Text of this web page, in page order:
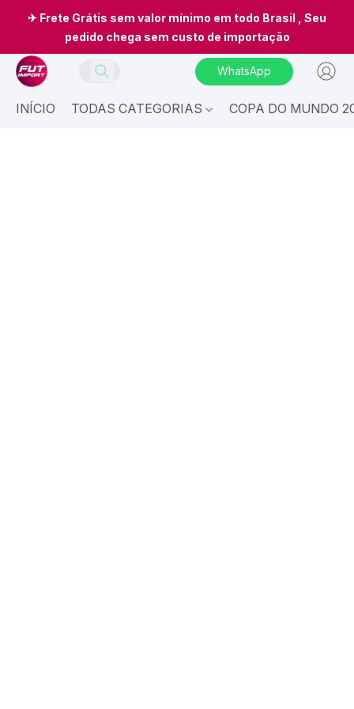
✈ Frete Grátis sem valor mínimo em todo Brasil , Seu
pedido chega sem custo de importação
WhatsApp
INÍCIO TODAS CATEGORIAS COPA DO MUNDO